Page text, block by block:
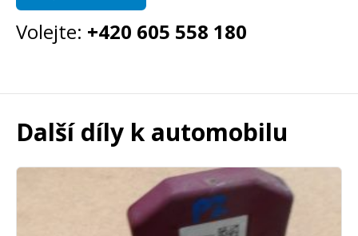
Volejte: +420 605 558 180
Další díly k automobilu